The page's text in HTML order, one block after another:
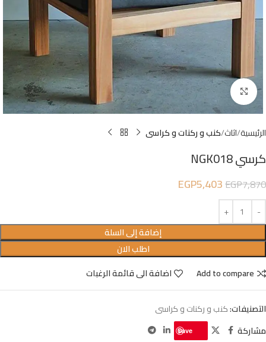
Click to enlarge
الرئيسية اثاث كنب و ركنات و كراسى
كرسي NGK018
EGP7,870
EGP5,403
إضافة إلى السلة
اطلب الان
Add to compare
اضافة الى قائمة الرغبات
التصنيفات:كنب و ركنات و كراسى
مشاركة
Save